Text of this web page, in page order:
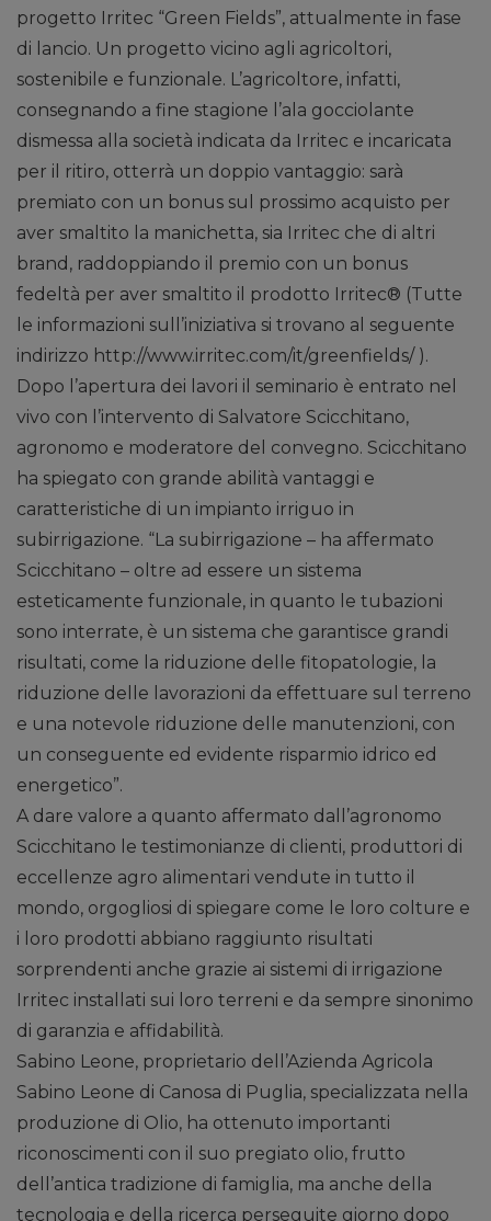
progetto Irritec “Green Fields”, attualmente in fase
di lancio. Un progetto vicino agli agricoltori,
sostenibile e funzionale. L’agricoltore, infatti,
consegnando a fine stagione l’ala gocciolante
dismessa alla società indicata da Irritec e incaricata
per il ritiro, otterrà un doppio vantaggio: sarà
premiato con un bonus sul prossimo acquisto per
aver smaltito la manichetta, sia Irritec che di altri
brand, raddoppiando il premio con un bonus
fedeltà per aver smaltito il prodotto Irritec® (Tutte
le informazioni sull’iniziativa si trovano al seguente
indirizzo http://www.irritec.com/it/greenfields/ ).
Dopo l’apertura dei lavori il seminario è entrato nel
vivo con l’intervento di Salvatore Scicchitano,
agronomo e moderatore del convegno. Scicchitano
ha spiegato con grande abilità vantaggi e
caratteristiche di un impianto irriguo in
subirrigazione. “La subirrigazione – ha affermato
Scicchitano – oltre ad essere un sistema
esteticamente funzionale, in quanto le tubazioni
sono interrate, è un sistema che garantisce grandi
risultati, come la riduzione delle fitopatologie, la
riduzione delle lavorazioni da effettuare sul terreno
e una notevole riduzione delle manutenzioni, con
un conseguente ed evidente risparmio idrico ed
energetico”.
A dare valore a quanto affermato dall’agronomo
Scicchitano le testimonianze di clienti, produttori di
eccellenze agro alimentari vendute in tutto il
mondo, orgogliosi di spiegare come le loro colture e
i loro prodotti abbiano raggiunto risultati
sorprendenti anche grazie ai sistemi di irrigazione
Irritec installati sui loro terreni e da sempre sinonimo
di garanzia e affidabilità.
Sabino Leone, proprietario dell’Azienda Agricola
Sabino Leone di Canosa di Puglia, specializzata nella
produzione di Olio, ha ottenuto importanti
riconoscimenti con il suo pregiato olio, frutto
dell’antica tradizione di famiglia, ma anche della
tecnologia e della ricerca perseguite giorno dopo